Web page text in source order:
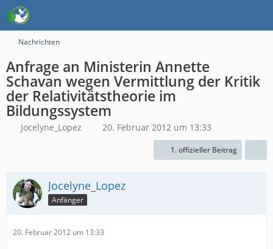
Nachrichten
Anfrage an Ministerin Annette
Schavan wegen Vermittlung der Kritik
der Relativitätstheorie im
Bildungssystem
Jocelyne_Lopez 20. Februar 2012 um 13:33
1. offizieller Beitrag
Jocelyne_Lopez
Anfänger
20. Februar 2012 um 13:33